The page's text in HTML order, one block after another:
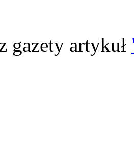
gazety artykuł